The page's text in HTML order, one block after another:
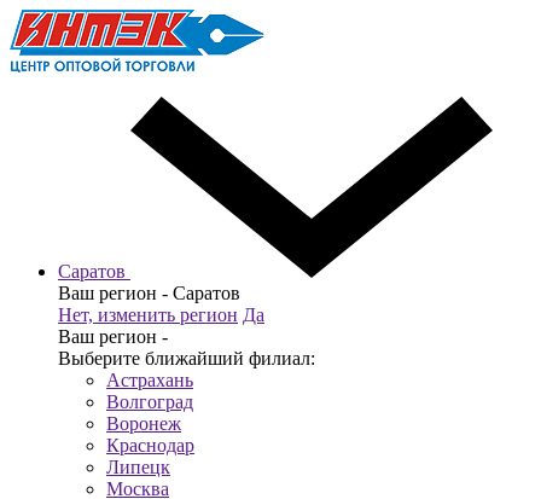
Саратов
Ваш регион - Саратов
Нет, изменить регион Да
Ваш регион -
Выберите ближайший филиал:
Астрахань
Волгоград
Воронеж
Краснодар
Липецк
Москва